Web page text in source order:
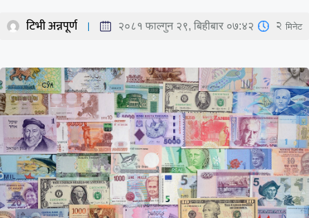
टिभी अन्नपूर्ण २०८१ फाल्गुन २९, बिहीबार ०७:४२ 2 मिनेट